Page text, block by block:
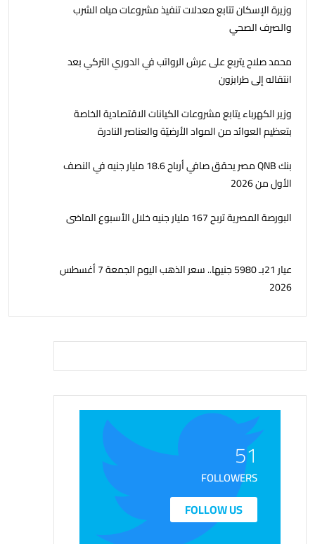
وزيرة الإسكان تتابع معدلات تنفيذ مشروعات مياه الشرب
والصرف الصحي
محمد صلاح يتربع على عرش الرواتب في الدوري التركي بعد
انتقاله إلى طرابزون
وزير الكهرباء يتابع مشروعات الكيانات الاقتصادية الخاصة
بتعظيم العوائد من المواد الأرضيّة والعناصر النادرة
بنك QNB مصر يحقق صافي أرباح 18.6 مليار جنيه في النصف
الأول من 2026
البورصة المصرية تربح 167 مليار جنيه خلال الأسبوع الماضى
عيار 21بـ 5980 جنيها.. سعر الذهب اليوم الجمعة 7 أغسطس
2026
51
FOLLOWERS
FOLLOW US